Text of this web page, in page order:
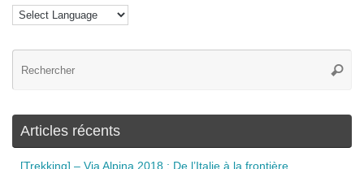
Articles récents
[Trekking] – Via Alpina 2018 : De l’Italie à la frontière